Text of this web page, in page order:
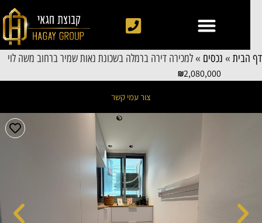
הבית»נכסים»למכירה דירה ברמלה בשכונת נאות שמיר ברחוב משה לוי
2,080,000
צור עמי קשר